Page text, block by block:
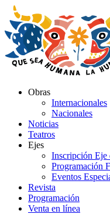
al
contenido
Obras
Internacionales
Nacionales
Noticias
Teatros
Ejes
Inscripción Eje
Programación
Eventos
Revista
Programación
Venta en línea